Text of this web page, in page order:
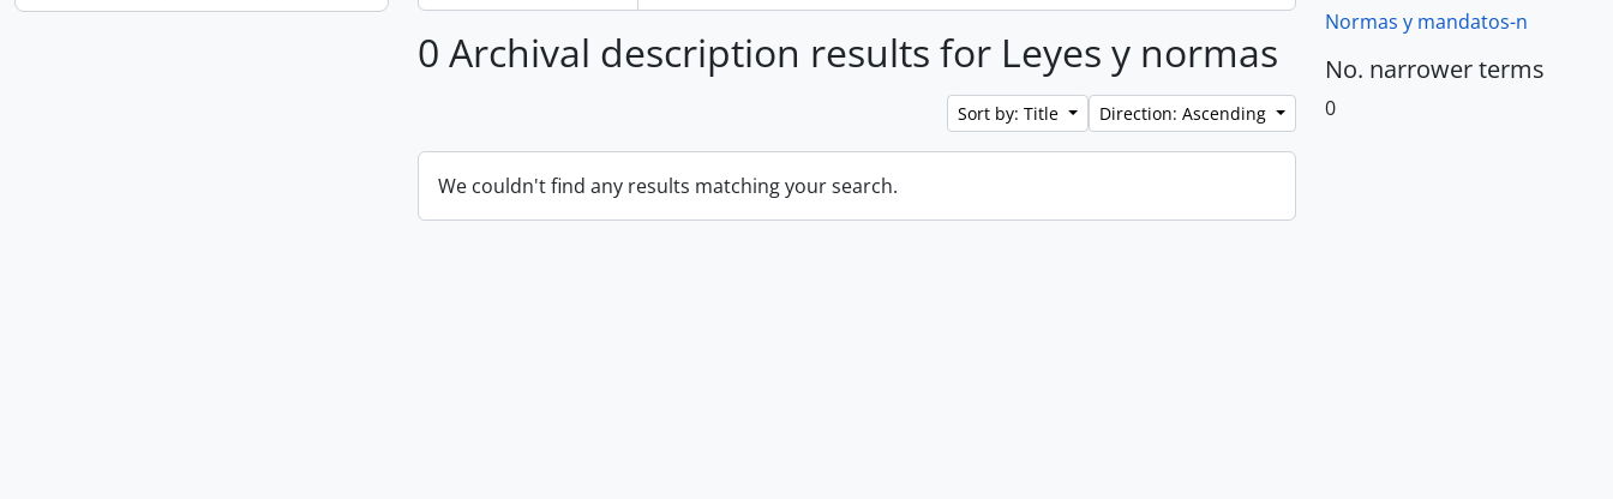
0 Archival description results for Leyes y normas
Sort by: Title Direction: Ascending
We couldn't find any results matching your search.
Normas y mandatos-n
No. narrower terms
0